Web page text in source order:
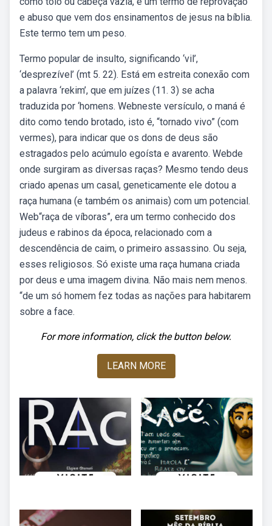
e abuso que vem dos ensinamentos de jesus na bíblia.
Este termo tem um peso.
Termo popular de insulto, significando ‘vil’,
‘desprezível’ (mt 5. 22). Está em estreita conexão com
a palavra ‘rekim’, que em juízes (11. 3) se acha
traduzida por ‘homens. Webneste versículo, o maná é
dito como tendo brotado, isto é, “tornado vivo” (com
vermes), para indicar que os dons de deus são
estragados pelo acúmulo egoísta e avarento. Webde
onde surgiram as diversas raças? Mesmo tendo deus
criado apenas um casal, geneticamente ele dotou a
raça humana (e também os animais) com um potencial.
Web“raça de víboras”, era um termo conhecido dos
judeus e rabinos da época, relacionado com a
descendência de caim, o primeiro assassino. Ou seja,
esses religiosos. Só existe uma raça humana criada
por deus e uma imagem divina. Não mais nem menos.
“de um só homem fez todas as nações para habitarem
sobre a face.
For more information, click the button below.
LEARN MORE